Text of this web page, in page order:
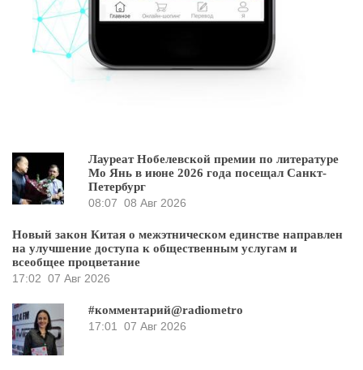
Лауреат Нобелевской премии по литературе
Мо Янь в июне 2026 года посещал Санкт-
Петербург
08:07 08 Авг 2026
Новый закон Китая о межэтническом единстве направлен
на улучшение доступа к общественным услугам и
всеобщее процветание
17:02 07 Авг 2026
#комментарий@radiometro
17:01
07 Авг 2026